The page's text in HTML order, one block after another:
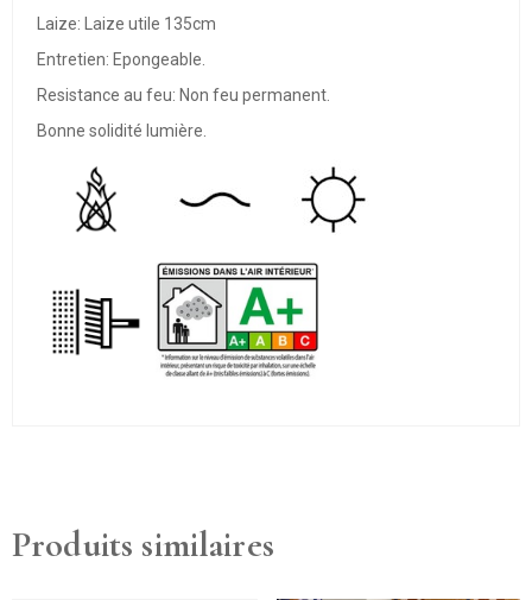
Laize: Laize utile 135cm
Entretien: Epongeable.
Resistance au feu: Non feu permanent.
Bonne solidité lumière.
Produits similaires